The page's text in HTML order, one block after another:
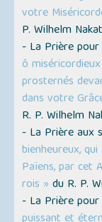
votre
P. Wilhelm
- La Prière
ô
prosternés
dans votre
R. P. Wilhelm
- La Prière aux
bienheureux,
Païens, par cet
rois » du R. P.
- La Prière